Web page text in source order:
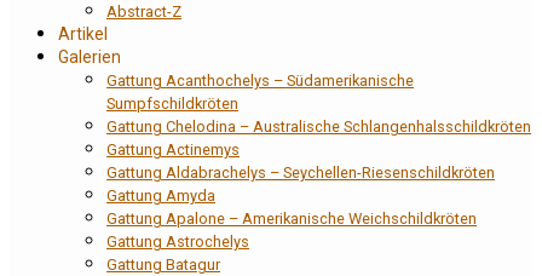
Abstract-Z
Artikel
Galerien
Gattung Acanthochelys – Südamerikanische
Sumpfschildkröten
Gattung Chelodina – Australische Schlangenhalsschildkröten
Gattung Actinemys
Gattung Aldabrachelys – Seychellen-Riesenschildkröten
Gattung Amyda
Gattung Apalone – Amerikanische Weichschildkröten
Gattung Astrochelys
Gattung Batagur